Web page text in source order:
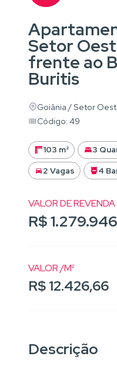
Setor
frente ao
Buritis
Goiânia / Setor
Código: 49
103 m² 3
2 Vagas
4
VALOR DE REVENDA
R$
VALOR /M²
R$ 12.426,66
Descrição